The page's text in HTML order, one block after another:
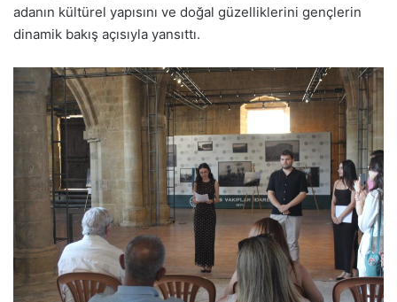
adanın kültürel yapısını ve doğal güzelliklerini gençlerin
dinamik bakış açısıyla yansıttı.